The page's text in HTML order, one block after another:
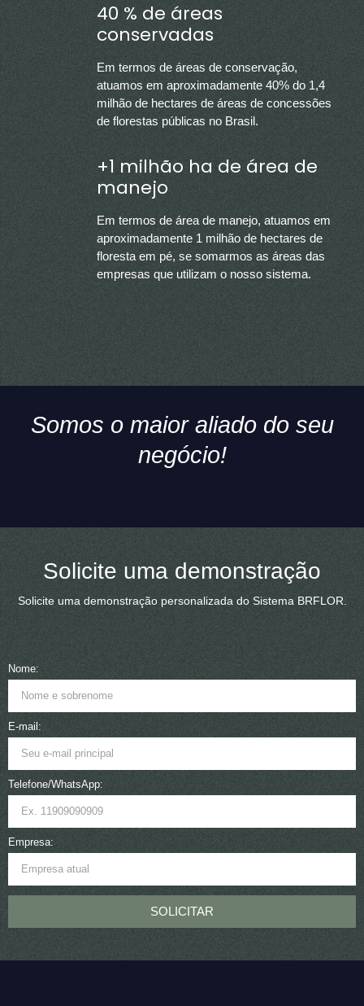
40 % de áreas
conservadas
Em termos de áreas de conservação,
atuamos em aproximadamente 40% do 1,4
milhão de hectares de áreas de concessões
de florestas públicas no Brasil.
+1 milhão ha de área de
manejo
Em termos de área de manejo, atuamos em
aproximadamente 1 milhão de hectares de
floresta em pé, se somarmos as áreas das
empresas que utilizam o nosso sistema.
Somos o maior aliado do seu
negócio!
Solicite uma demonstração
Solicite uma demonstração personalizada do Sistema BRFLOR.
Nome:
E-mail:
Telefone/WhatsApp:
Empresa:
SOLICITAR